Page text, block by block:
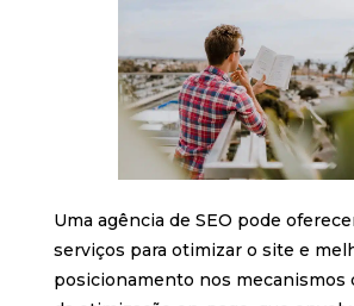
Uma agência de SEO pode
serviços para otimizar o site e
posicionamento nos mecanismos